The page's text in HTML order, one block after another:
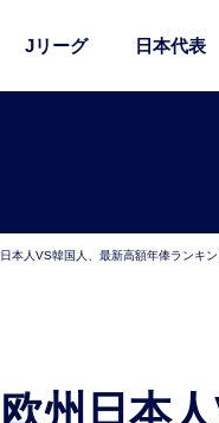
Jリーグ 日本代表
本人VS韓国人、最新高額年俸ランキ